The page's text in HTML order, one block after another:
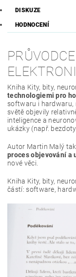
DISKUZE
HODNOCENÍ
Kniha Kity, bity,
technologiemi pro
softwaru i hardwaru,
světě objevily
inteligence a
ukázky (např.
Autor Martin Malý
proces objevování a
nové věci.
Kniha Kity, bity,
částí: software,